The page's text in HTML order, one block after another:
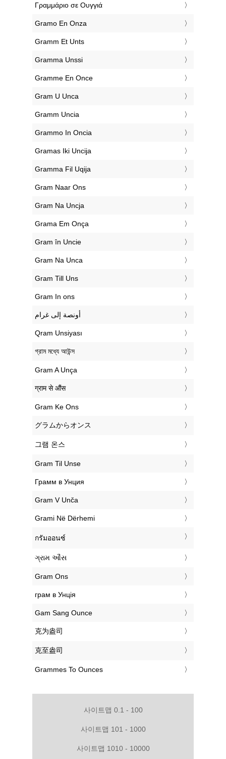
‎Γραμμάριο σε Ουγγιά
‎Gramo En Onza
‎Gramm Et Unts
‎Gramma Unssi
‎Gramme En Once
‎Gram U Unca
‎Gramm Uncia
‎Grammo In Oncia
‎Gramas Iki Uncija
‎Gramma Fil Uqija
‎Gram Naar Ons
‎Gram Na Uncja
‎Grama Em Onça
‎Gram în Uncie
‎Gram Na Unca
‎Gram Till Uns
‎Gram In ons
‏أونصة إلى غرام
‎Qram Unsiyası
‎গ্রাম মধ্যে আউন্স
‎Gram A Unça
‎ग्राम से औंस
‎Gram Ke Ons
‎グラムからオンス
‎그램 온스
‎Gram Til Unse
‎Грамм в Унция
‎Gram V Unča
‎Grami Në Dërhemi
‎กรัมออนซ์
‎ગ્રામ ઔંસ
‎Gram Ons
‎грам в Унція
‎Gam Sang Ounce
‎克为盎司
‎克至盎司
‎Grammes To Ounces
사이트맵 0.1 - 100
사이트맵 101 - 1000
사이트맵 1010 - 10000